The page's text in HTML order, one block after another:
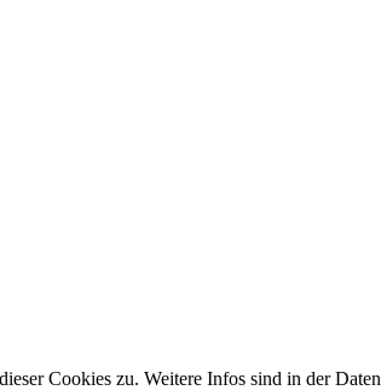
Cookies zu. Weitere Infos sind in der